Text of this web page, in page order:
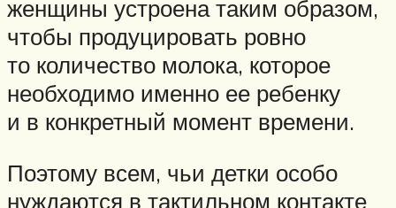
женщины устроена таким образом,
чтобы продуцировать ровно
то количество молока, которое
необходимо именно ее ребенку
и в конкретный момент времени.
Поэтому всем, чьи детки особо
нуждаются в тактильном контакте